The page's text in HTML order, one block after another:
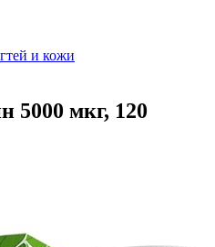
и кожи
5000 мкг, 120